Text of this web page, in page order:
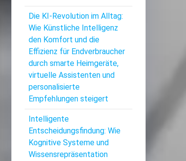
Die KI-Revolution im Alltag:
Wie Künstliche Intelligenz
den Komfort und die
Effizienz für Endverbraucher
durch smarte Heimgeräte,
virtuelle Assistenten und
personalisierte
Empfehlungen steigert
Intelligente
Entscheidungsfindung: Wie
Kognitive Systeme und
Wissensrepräsentation